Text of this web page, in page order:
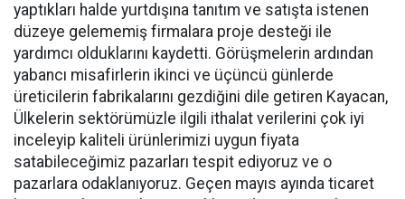
yaptıkları halde yurtdışına tanıtım ve satışta istenen
düzeye gelememiş firmalara proje desteği ile
yardımcı olduklarını kaydetti. Görüşmelerin ardından
yabancı misafirlerin ikinci ve üçüncü günlerde
üreticilerin fabrikalarını gezdiğini dile getiren Kayacan,
Ülkelerin sektörümüzle ilgili ithalat verilerini çok iyi
inceleyip kaliteli ürünlerimizi uygun fiyata
satabileceğimiz pazarları tespit ediyoruz ve o
pazarlara odaklanıyoruz. Geçen mayıs ayında ticaret